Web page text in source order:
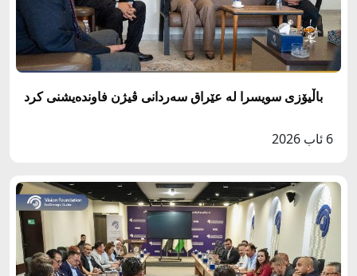
باڵيۆزى سويسرا له‌ عێراق سه‌ردانى ڤيژن فاونده‌يشنى كرد
6 ئاب 2026